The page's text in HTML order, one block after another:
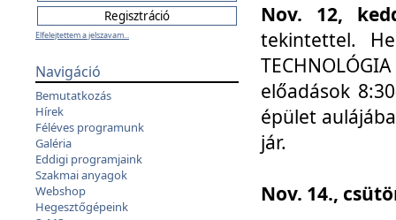
Elfelejtettem a jelszavam...
Navigáció
Bemutatkozás
Hírek
Féléves programunk
Galéria
Eddigi programjaink
Szakmai anyagok
Webshop
Hegesztőgépeink
Nov. 12,
tekintettel.
előadások
épület
jár.
Nov. 14.,